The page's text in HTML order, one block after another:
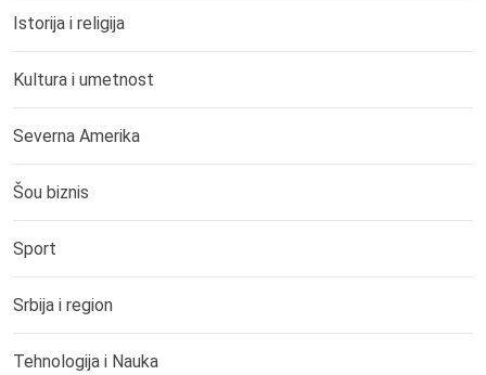
Istorija i religija
Kultura i umetnost
Severna Amerika
Šou biznis
Sport
Srbija i region
Tehnologija i Nauka